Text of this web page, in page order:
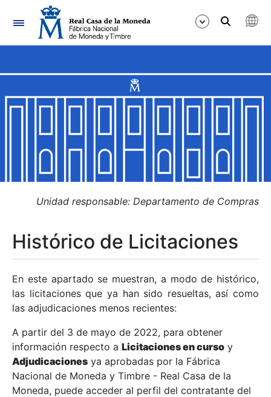
Navegación
Mostrar/Ocultar
Mostrar/Ocultar
Mostrar/Ocultar
Mostrar/Ocultar
Mostrar/Ocultar
Mostrar/Ocultar
Unidad responsable: Departamento de Compras
Histórico de Licitaciones
En este apartado se muestran, a modo de histórico,
las licitaciones que ya han sido resueltas, así como
las adjudicaciones menos recientes:
A partir del 3 de mayo de 2022, para obtener
información respecto a Licitaciones en curso y
Adjudicaciones ya aprobadas por la Fábrica
Nacional de Moneda y Timbre - Real Casa de la
Moneda, puede acceder al perfil del contratante del